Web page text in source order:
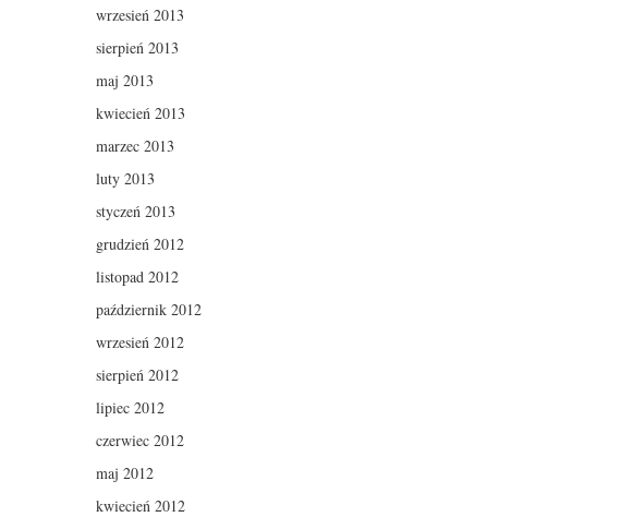
wrzesień 2013
sierpień 2013
maj 2013
kwiecień 2013
marzec 2013
luty 2013
styczeń 2013
grudzień 2012
listopad 2012
październik 2012
wrzesień 2012
sierpień 2012
lipiec 2012
czerwiec 2012
maj 2012
kwiecień 2012